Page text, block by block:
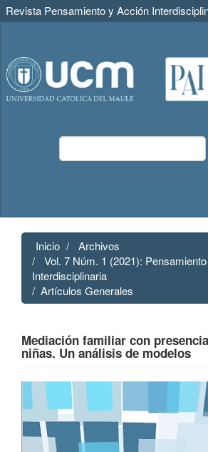
Revista Pensamiento y Acción
Contenido
principal
Barra
lateral
Inicio
Archivos
Vol. 7 Núm. 1 (2021):
Interdisciplinaria
Artículos Generales
Mediación familiar con
niñas. Un análisis de modelos
Barra
lateral
del
artículo